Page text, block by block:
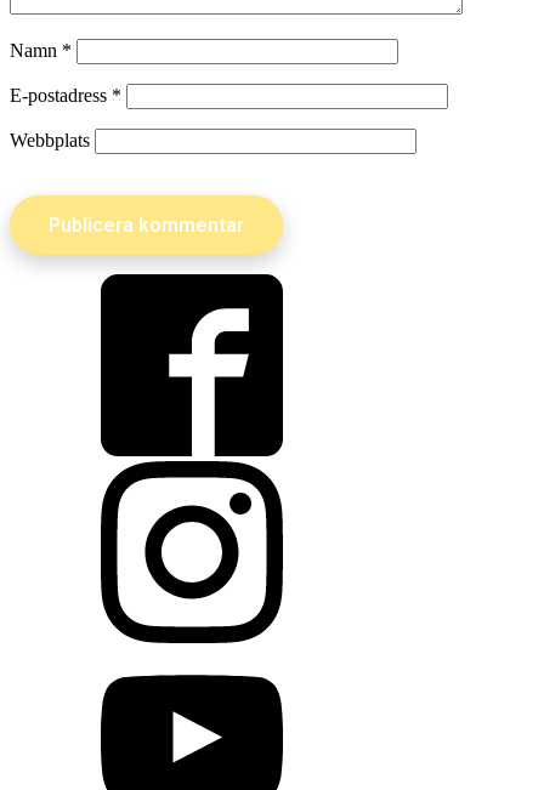
Namn *
E-postadress *
Webbplats